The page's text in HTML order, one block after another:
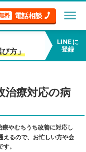
料 電話相談 menu
方」
LINEに
登録
治療対応の病
やむちうち改善に対応し
えるので、お忙しい方や会
。